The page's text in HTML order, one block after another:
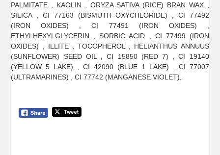
PALMITATE , KAOLIN , ORYZA SATIVA (RICE) BRAN WAX ,
SILICA , CI 77163 (BISMUTH OXYCHLORIDE) , CI 77492
(IRON OXIDES) , CI 77491 (IRON OXIDES) ,
ETHYLHEXYLGLYCERIN , SORBIC ACID , CI 77499 (IRON
OXIDES) , ILLITE , TOCOPHEROL , HELIANTHUS ANNUUS
(SUNFLOWER) SEED OIL , CI 15850 (RED 7) , CI 19140
(YELLOW 5 LAKE) , CI 42090 (BLUE 1 LAKE) , CI 77007
(ULTRAMARINES) , CI 77742 (MANGANESE VIOLET).